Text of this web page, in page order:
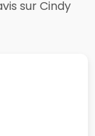
sur Cindy